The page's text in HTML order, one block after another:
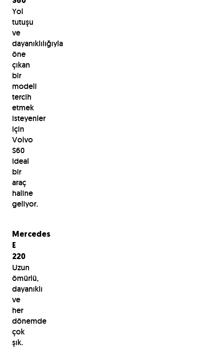
Yol
tutuşu
ve
dayanıklılığıyla
öne
çıkan
bir
modeli
tercih
etmek
isteyenler
için
Volvo
S60
ideal
bir
araç
haline
geliyor.
Mercedes
E
220
Uzun
ömürlü,
dayanıklı
ve
her
dönemde
çok
şık.